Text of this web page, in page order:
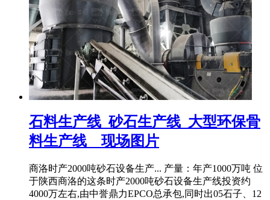
石料生产线_砂石生产线_大型环保骨
料生产线__现场图片
商洛时产2000吨砂石设备生产... 产量：年产1000万吨 位
于陕西商洛的这条时产2000吨砂石设备生产线投资约
4000万左右,由中誉鼎力EPCO总承包,同时出05石子、12